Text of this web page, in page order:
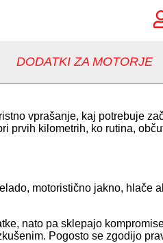
DODATKI ZA MOTORJE
vprašanje, kaj potrebuje
prvih kilometrih, ko rutina,
motoristično jakno, hlače
nato pa sklepajo
Pogosto se zgodijo